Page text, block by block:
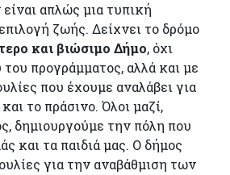
απλώς μια τυπική
ζωής. Δείχνει το δρόμο
και βιώσιμο Δήμο, όχι
προγράμματος, αλλά και με
που έχουμε αναλάβει για
το πράσινο. Όλοι μαζί,
δημιουργούμε την πόλη που
και τα παιδιά μας. Ο δήμος
για την αναβάθμιση των